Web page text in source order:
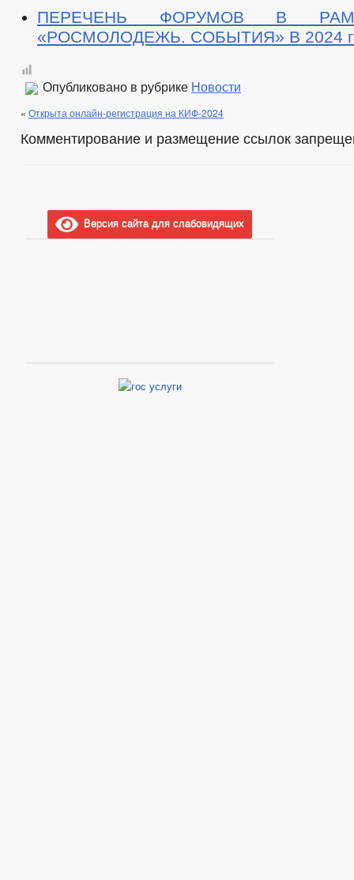
ПЕРЕЧЕНЬ ФОРУМОВ В
«РОСМОЛОДЕЖЬ. СОБЫТИЯ» В 2024
Опубликовано в рубрике Новости
« Открыта онлайн-регистрация на КИФ-2024
Комментирование и размещение ссылок
Версия сайта для слабовидящих